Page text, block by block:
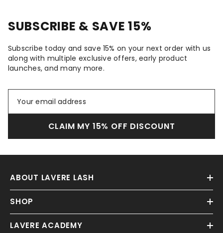
SUBSCRIBE & SAVE 15%
Subscribe today and save 15% on your next order with us
along with multiple exclusive offers, early product
launches, and many more.
CLAIM MY 15% OFF DISCOUNT
ABOUT LAVERE LASH
SHOP
LAVERE ACADEMY